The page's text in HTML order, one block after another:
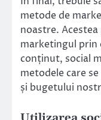
metode de
noastre.
marketingul prin
conținut, social
metodele care
și bugetului